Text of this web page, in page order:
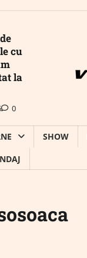
cu
la
0
SHOW